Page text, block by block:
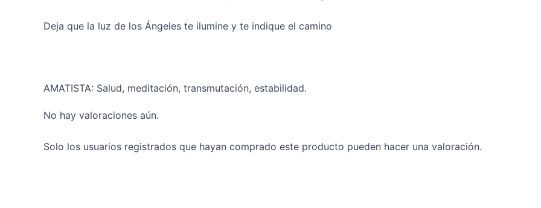
Deja que la luz de los Ángeles te ilumine y te indique el camino
AMATISTA: Salud, meditación, transmutación, estabilidad.
No hay valoraciones aún.
Solo los usuarios registrados que hayan comprado este producto pueden hacer una valoración.